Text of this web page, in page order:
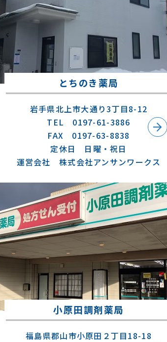
とちのき薬局
岩手県北上市大通り3丁目8-12
TEL 0197-61-3886
FAX 0197-63-8838
定休日 日曜・祝日
運営会社 株式会社アンサンワークス
小原田調剤薬局
福島県郡山市小原田２丁目18-18